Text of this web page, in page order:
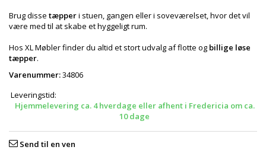
Brug disse tæpperi stuen, gangen eller i soveværelset, hvor det vil
være med til at skabe et hyggeligt rum.
Hos XL Møbler finder du altid et stort udvalg af flotte og billige løse
tæpper.
Varenummer:34806
Leveringstid:
Hjemmelevering ca. 4 hverdage eller afhent i Fredericia om ca.
10 dage
Send til en ven